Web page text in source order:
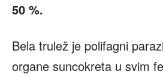
50 %.
Bela trulež je polifagni
organe suncokreta u svim